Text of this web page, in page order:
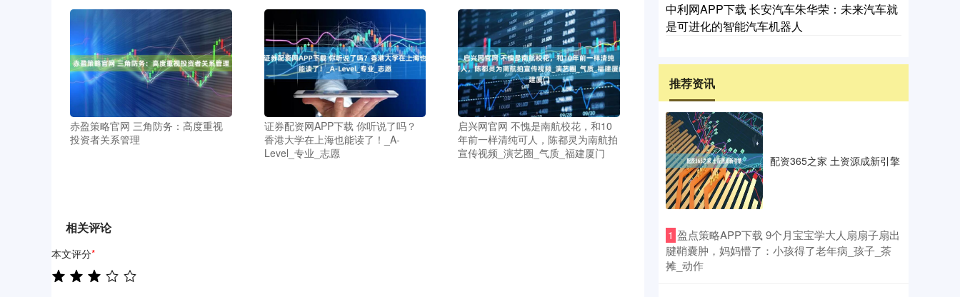
赤盈策略官网 三角防务：高度重视
投资者关系管理
证券配资网APP下载 你听说了吗？
香港大学在上海也能读了！_A-
Level_专业_志愿
启兴网官网 不愧是南航校花，和10
年前一样清纯可人，陈都灵为南航拍
宣传视频_演艺圈_气质_福建厦门
相关评论
本文评分*
中利网APP下载 长安汽车朱华荣：未来汽车就
是可进化的智能汽车机器人
推荐资讯
配资365之家 土资源成新引擎
1 ​盈点策略APP下载 9个月宝宝学大人扇扇子扇出
腱鞘囊肿，妈妈懵了：小孩得了老年病_孩子_茶
摊_动作